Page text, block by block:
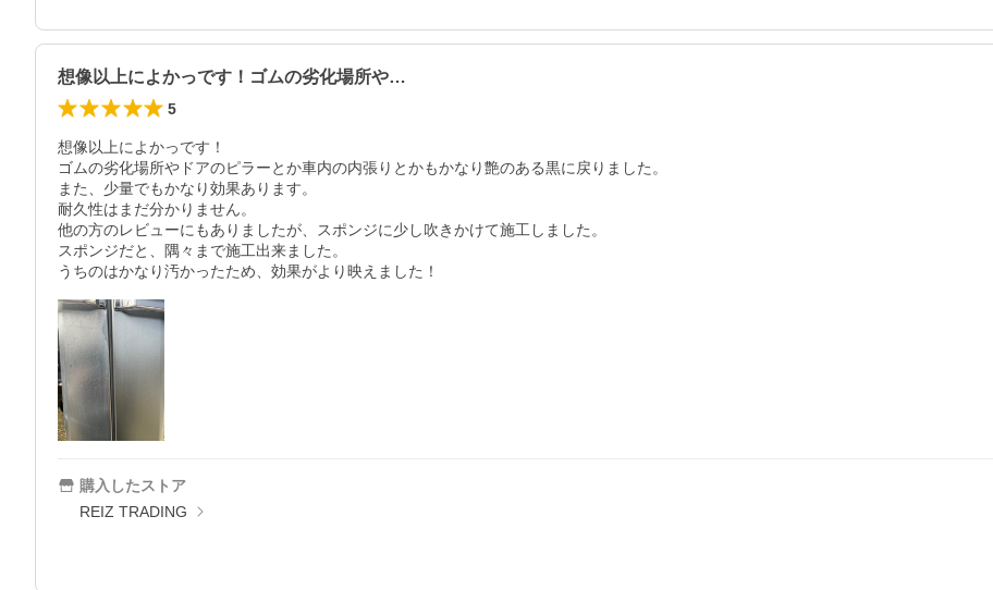
想像以上によかっです！ゴムの劣化場所や…
5
想像以上によかっです！
ゴムの劣化場所やドアのピラーとか車内の内張りとかもかなり艶のある黒に戻りました。
また、少量でもかなり効果あります。
耐久性はまだ分かりません。
他の方のレビューにもありましたが、スポンジに少し吹きかけて施工しました。
スポンジだと、隅々まで施工出来ました。
うちのはかなり汚かったため、効果がより映えました！
購入したストア
REIZ TRADING